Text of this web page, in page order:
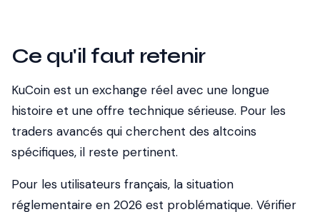
Ce qu'il faut retenir
KuCoin est un exchange réel avec une longue
histoire et une offre technique sérieuse. Pour les
traders avancés qui cherchent des altcoins
spécifiques, il reste pertinent.
Pour les utilisateurs français, la situation
réglementaire en 2026 est problématique. Vérifier